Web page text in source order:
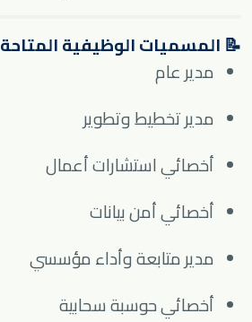
📝 المسميات الوظيفية المتاحة
مدير عام
مدير تخطيط وتطوير
أخصائي استشارات أعمال
أخصائي أمن بيانات
مدير متابعة وأداء مؤسسي
أخصائي حوسبة سحابية